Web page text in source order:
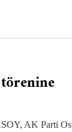
AK Parti